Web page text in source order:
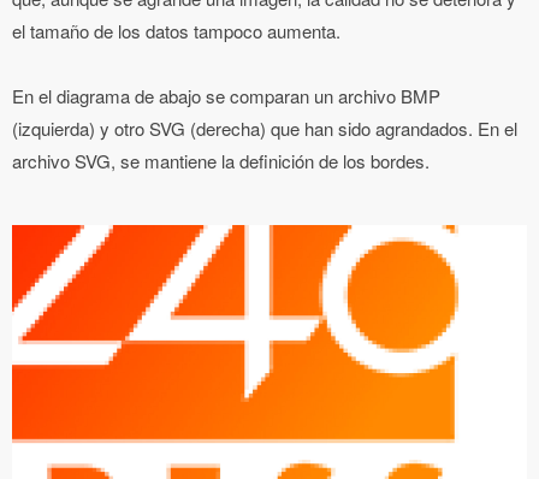
el tamaño de los datos tampoco aumenta.
En el diagrama de abajo se comparan un archivo BMP
(izquierda) y otro SVG (derecha) que han sido agrandados. En el
archivo SVG, se mantiene la definición de los bordes.